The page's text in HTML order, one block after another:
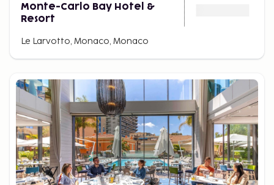
Monte-Carlo Bay Hotel &
Resort
Le Larvotto, Monaco, Monaco